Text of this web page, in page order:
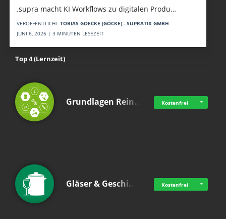
.supra macht KI Workflows zu digitalen Produ…
VERÖFFENTLICHT TOBIAS GOECKE (GÖCKE) - SUPRATIX GMBH
JUNI 6, 2026 | 3 MINUTEN LESEZEIT
Top 4 (Lernzeit)
Grundlagen Rein… Kostenfrei
Gläser & Geschi… Kostenfrei